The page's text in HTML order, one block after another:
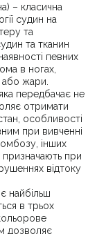
– класична
судин на
та
та тканин
певних
в ногах,
або жари.
передбачає не
отримати
особливості
при вивченні
інших
призначають при
відтоку
найбільш
в трьох
дозволяє